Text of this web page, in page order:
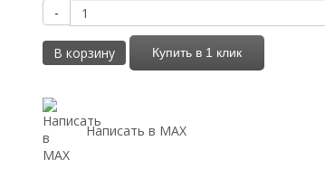
-
В корзину Купить в 1 клик
Написать в MAX